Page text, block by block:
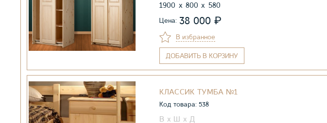
1900 800 580
Цена: 38 000 ₽
В избранное
ДОБАВИТЬ В КОРЗИНУ
КЛАССИК ТУМБА №1
Код товара: 538